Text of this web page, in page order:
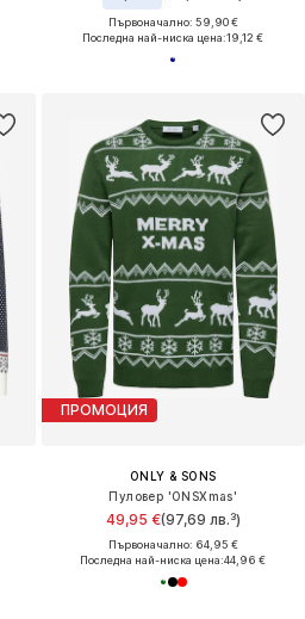
Първоначално: 59,90 €
Последна най-ниска цена:19,12 €
ПРОМОЦИЯ
ONLY & SONS
Пуловер 'ONSXmas'
49,95 €(97,69 лв.³)
Първоначално: 64,95 €
Последна най-ниска цена:44,96 €